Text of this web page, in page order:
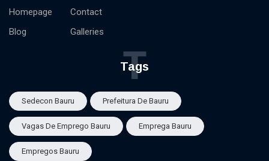
Homepage
Blog
Contact
Galleries
Tags
T
Sedecon Bauru Prefeitura De Bauru
Vagas De Emprego Bauru Emprega Bauru
Empregos Bauru